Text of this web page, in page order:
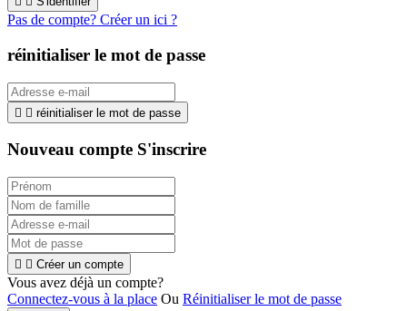
Pas de compte? Créer un ici ?
réinitialiser le mot de passe
  réinitialiser le mot de passe
Nouveau compte S'inscrire
  Créer un compte
Vous avez déjà un compte?
Connectez-vous à la place Ou Réinitialiser le mot de passe